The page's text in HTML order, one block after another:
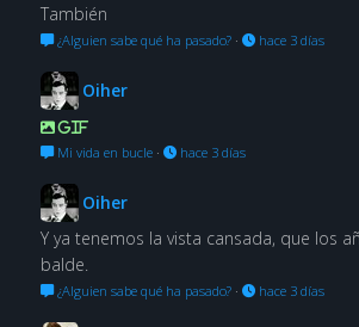
También
¿Alguien sabe qué ha pasado?· hace 3 días
Oiher
GIF
Mi vida en bucle· hace 3 días
Oiher
Y ya tenemos la vista cansada, que los
balde.
¿Alguien sabe qué ha pasado?· hace 3 días